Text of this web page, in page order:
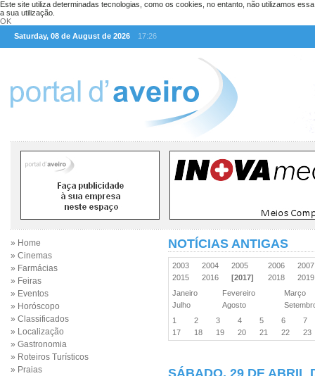
Este site utiliza determinadas tecnologias, como os cookies, no entanto, não utilizamos
a sua utilização.
OK
Saturday, 08 de August de 2026
17:26
» Home
» Cinemas
» Farmácias
» Feiras
» Eventos
» Horóscopo
» Classificados
» Localização
» Gastronomia
» Roteiros Turísticos
» Praias
NOTÍCIAS ANTIGAS
2003 2004 2005 2006
2015
2016 [2017] 2018
Janeiro
Fevereiro
Março
Julho
Agosto
1
2 3 4 5 6
7
17
18 19 20 21 22 23
SÁBADO, 29 DE ABRIL